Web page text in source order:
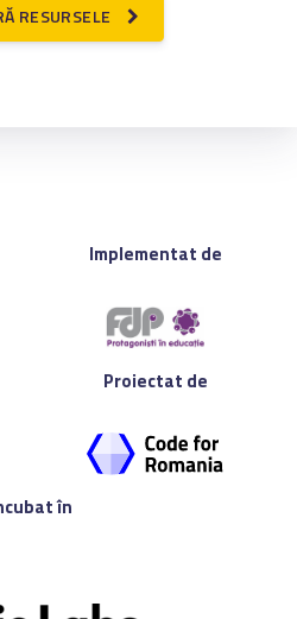
RESURSELE
Implementat de
Proiectat de
în